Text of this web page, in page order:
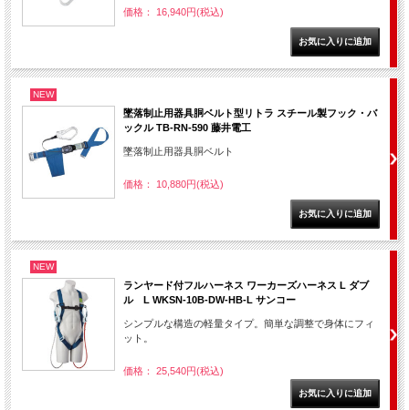
価格： 16,940円(税込)
NEW
墜落制止用器具胴ベルト型リトラ スチール製フック・バ
ックル TB-RN-590 藤井電工
墜落制止用器具胴ベルト
価格： 10,880円(税込)
NEW
ランヤード付フルハーネス ワーカーズハーネス L ダブ
ル L WKSN-10B-DW-HB-L サンコー
シンプルな構造の軽量タイプ。簡単な調整で身体にフィ
ット。
価格： 25,540円(税込)